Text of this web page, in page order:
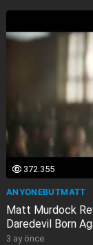
372.355
ANYONEBUTMATT
Matt Murdock
Daredevil Born
3 ay önce